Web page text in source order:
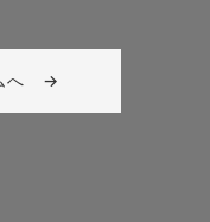
へ →